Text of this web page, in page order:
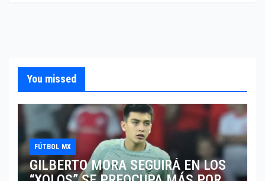
You missed
FÚTBOL MX
GILBERTO MORA SEGUIRÁ EN LOS